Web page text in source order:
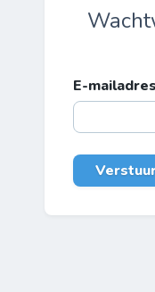
E-mailadres